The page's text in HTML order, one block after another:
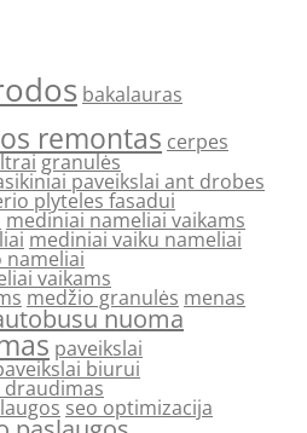
bakalauras
remontas cerpes
granulės
paveikslai ant drobes
plyteles fasadui
mediniai nameliai vaikams
mediniai vaiku nameliai
nameliai
vaikams
medžio granulės menas
nuoma
paveikslai
biurui
draudimas
seo optimizacija